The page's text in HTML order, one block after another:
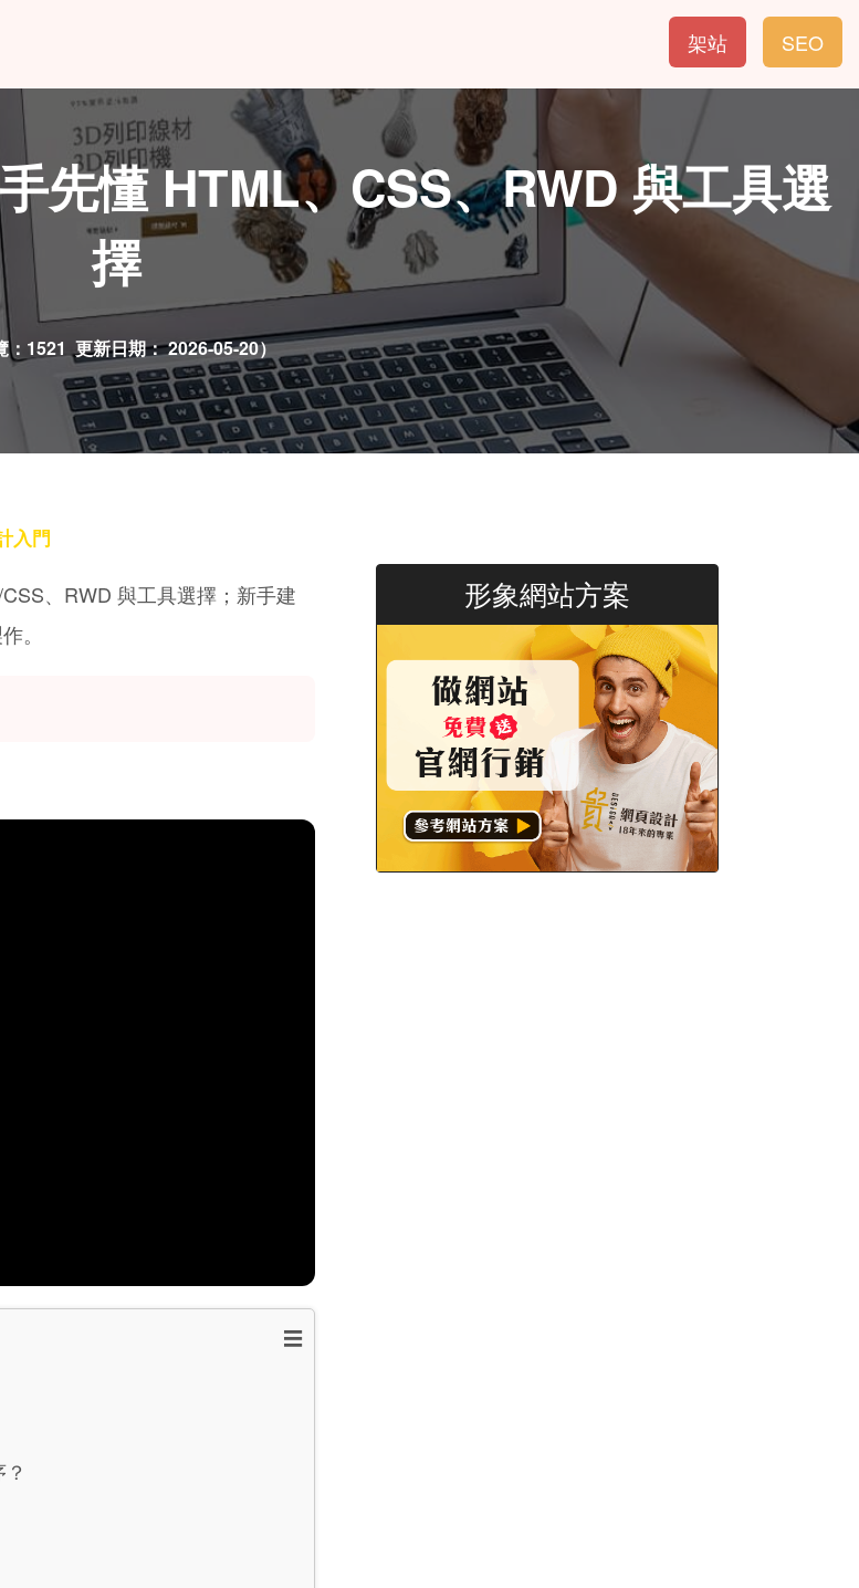
SEO
架站
先懂 HTML、CSS、RWD 與工具選
擇
：1521 更新日期：2026-05-20）
入門
、RWD 與工具選擇；新手建
。
☰
形象網站方案